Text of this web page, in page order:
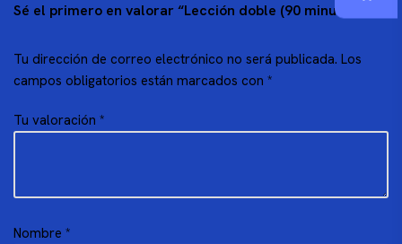
Sé el primero en valorar “Lección doble (90 minutos)”
Tu dirección de correo electrónico no será publicada. Los
campos obligatorios están marcados con *
Tu valoración *
Nombre *